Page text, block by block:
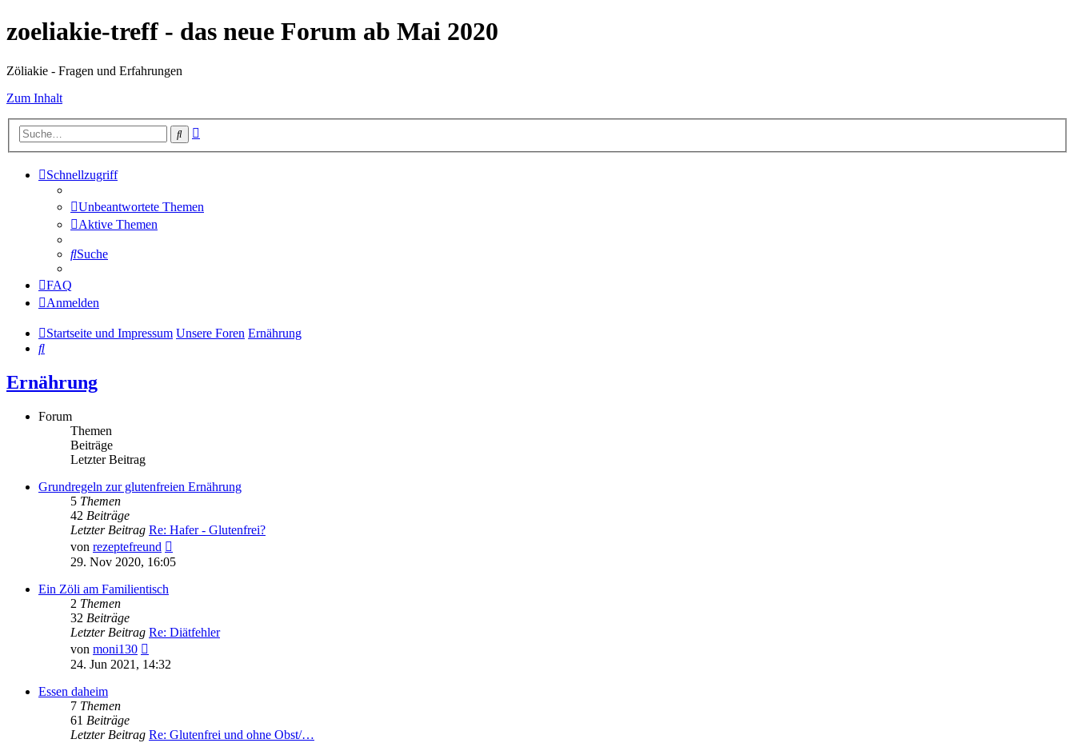
zoeliakie-treff - das neue Forum ab Mai 2020
Zöliakie - Fragen und Erfahrungen
Zum Inhalt
Suche
Schnellzugriff
Unbeantwortete Themen
Aktive Themen
Suche
FAQ
Anmelden
Startseite und Impressum Unsere Foren Ernährung
Suche
Ernährung
Forum
Themen
Beiträge
Letzter Beitrag
Grundregeln zur glutenfreien Ernährung
5 Themen
42 Beiträge
Letzter Beitrag Re: Hafer - Glutenfrei?
von rezeptefreund
Beitrag
29. Nov 2020, 16:05
Ein Zöli am Familientisch
2 Themen
32 Beiträge
Letzter Beitrag Re: Diätfehler
von moni130
Beitrag
24. Jun 2021, 14:32
Essen daheim
7 Themen
61 Beiträge
Letzter Beitrag Re: Glutenfrei und ohne Obst/…